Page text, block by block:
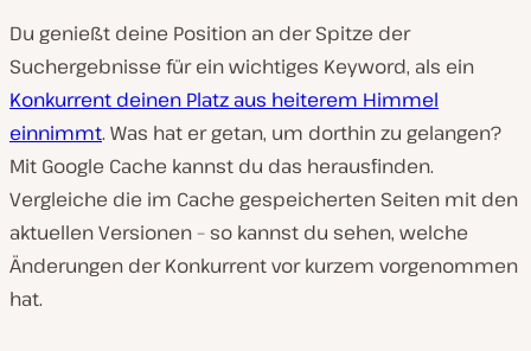
Du genießt deine Position an der Spitze der
Suchergebnisse für ein wichtiges Keyword, als ein
Konkurrent deinen Platz aus heiterem Himmel
einnimmt. Was hat er getan, um dorthin zu gelangen?
Mit Google Cache kannst du das herausfinden.
Vergleiche die im Cache gespeicherten Seiten mit den
aktuellen Versionen – so kannst du sehen, welche
Änderungen der Konkurrent vor kurzem vorgenommen
hat.